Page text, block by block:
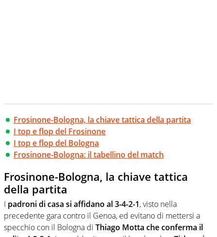
Frosinone-Bologna, la chiave tattica della partita
I top e flop del Frosinone
I top e flop del Bologna
Frosinone-Bologna: il tabellino del match
Frosinone-Bologna, la chiave tattica
della partita
I padroni di casa si affidano al 3-4-2-1, visto nella
precedente gara contro il Genoa, ed evitano di mettersi a
specchio con il Bologna di Thiago Motta che conferma il